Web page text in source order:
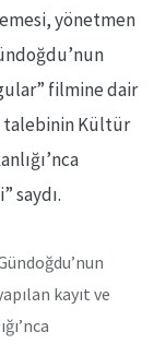
yönetmen
filmine dair
talebinin Kültür
saydı.
kayıt ve